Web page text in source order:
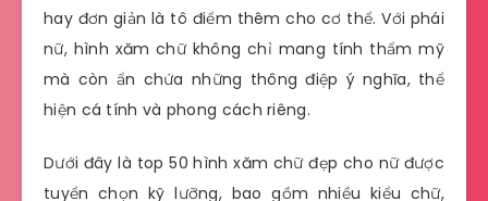
hay đơn giản là tô điểm thêm cho cơ thể. Với phái
nữ, hình xăm chữ không chỉ mang tính thẩm mỹ
mà còn ẩn chứa những thông điệp ý nghĩa, thể
hiện cá tính và phong cách riêng.
Dưới đây là top 50 hình xăm chữ đẹp cho nữ được
tuyển chọn kỹ lưỡng, bao gồm nhiều kiểu chữ,